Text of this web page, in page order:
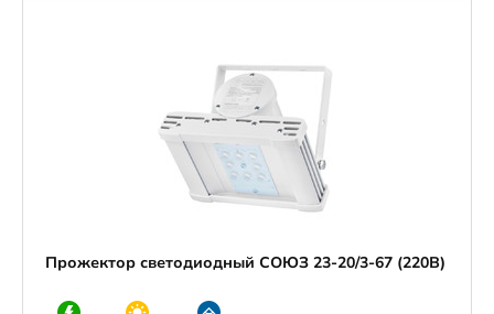
Прожектор светодиодный СОЮЗ 23-20/3-67 (220В)